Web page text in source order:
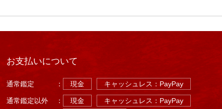
人
待
て
し
ま
う
お支払いについて
通常鑑定 ： 現金 キャッシュレス：PayPay
通常鑑定以外 ： 現金
キャッシュレス：PayPay